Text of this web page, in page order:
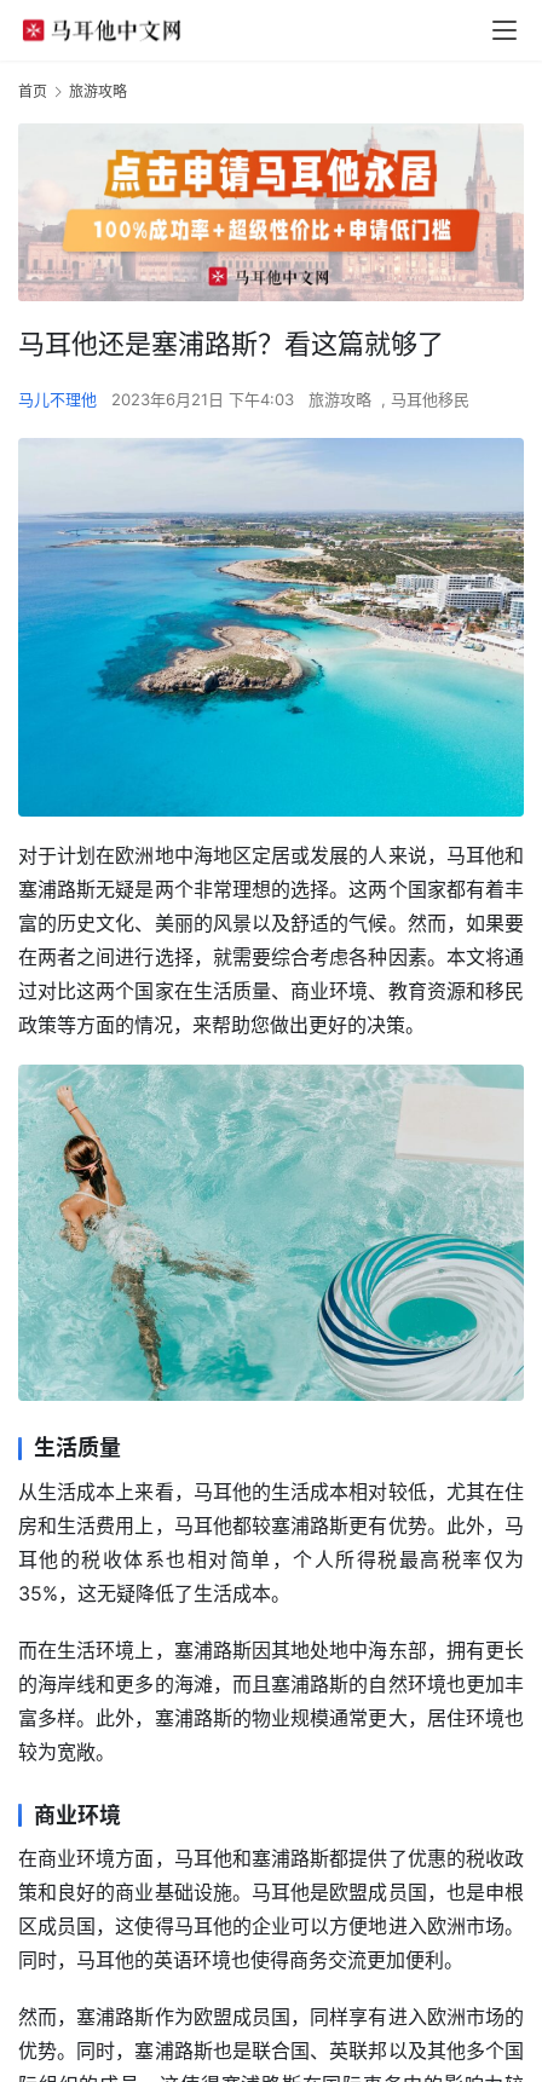
首页 旅游攻略
马耳他还是塞浦路斯？看这篇就够了
马儿不理他 2023年6月21日 下午4:03 旅游攻略 , 马耳他移民
对于计划在欧洲地中海地区定居或发展的人来说，马耳他和
塞浦路斯无疑是两个非常理想的选择。这两个国家都有着丰
富的历史文化、美丽的风景以及舒适的气候。然而，如果要
在两者之间进行选择，就需要综合考虑各种因素。本文将通
过对比这两个国家在生活质量、商业环境、教育资源和移民
政策等方面的情况，来帮助您做出更好的决策。
生活质量
从生活成本上来看，马耳他的生活成本相对较低，尤其在住
房和生活费用上，马耳他都较塞浦路斯更有优势。此外，马
耳他的税收体系也相对简单，个人所得税最高税率仅为
35%，这无疑降低了生活成本。
而在生活环境上，塞浦路斯因其地处地中海东部，拥有更长
的海岸线和更多的海滩，而且塞浦路斯的自然环境也更加丰
富多样。此外，塞浦路斯的物业规模通常更大，居住环境也
较为宽敞。
商业环境
在商业环境方面，马耳他和塞浦路斯都提供了优惠的税收政
策和良好的商业基础设施。马耳他是欧盟成员国，也是申根
区成员国，这使得马耳他的企业可以方便地进入欧洲市场。
同时，马耳他的英语环境也使得商务交流更加便利。
然而，塞浦路斯作为欧盟成员国，同样享有进入欧洲市场的
优势。同时，塞浦路斯也是联合国、英联邦以及其他多个国